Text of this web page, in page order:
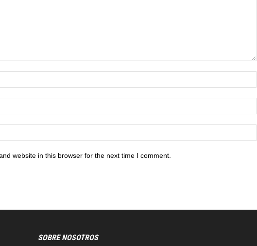
website in this browser for the next time I comment.
SOBRE NOSOTROS